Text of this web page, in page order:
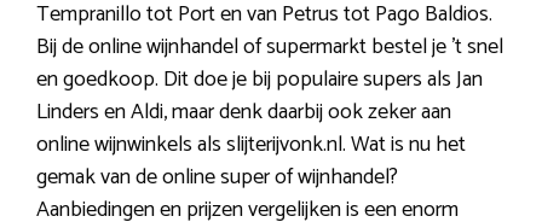
Tempranillo tot Port en van Petrus tot Pago Baldios.
Bij de online wijnhandel of supermarkt bestel je ’t snel
en goedkoop. Dit doe je bij populaire supers als Jan
Linders en Aldi, maar denk daarbij ook zeker aan
online wijnwinkels als slijterijvonk.nl. Wat is nu het
gemak van de online super of wijnhandel?
Aanbiedingen en prijzen vergelijken is een enorm